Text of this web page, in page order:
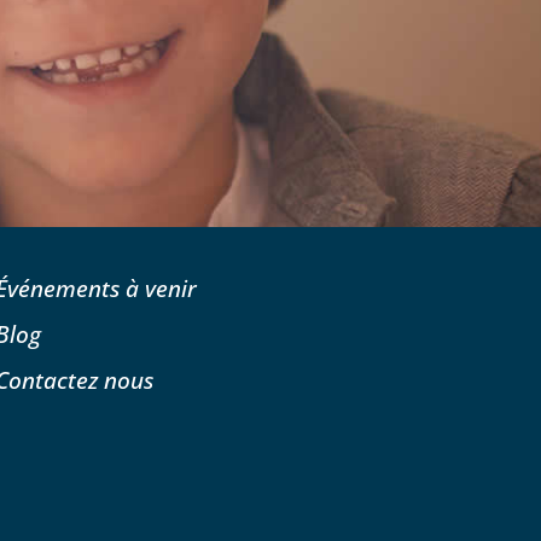
à venir
nous